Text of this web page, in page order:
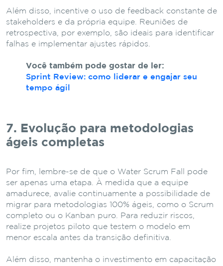
Além disso, incentive o uso de feedback constante de
stakeholders e da própria equipe. Reuniões de
retrospectiva, por exemplo, são ideais para identificar
falhas e implementar ajustes rápidos.
Você também pode gostar de ler:
Sprint Review: como liderar e engajar seu
tempo ágil
7. Evolução para metodologias
ágeis completas
Por fim, lembre-se de que o Water Scrum Fall pode
ser apenas uma etapa. À medida que a equipe
amadurece, avalie continuamente a possibilidade de
migrar para metodologias 100% ágeis, como o Scrum
completo ou o Kanban puro. Para reduzir riscos,
realize projetos piloto que testem o modelo em
menor escala antes da transição definitiva.
Além disso, mantenha o investimento em capacitação